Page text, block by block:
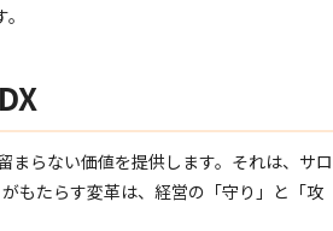
まらない価値を提供します。それは、サロ
もたらす変革は、経営の「守り」と「攻